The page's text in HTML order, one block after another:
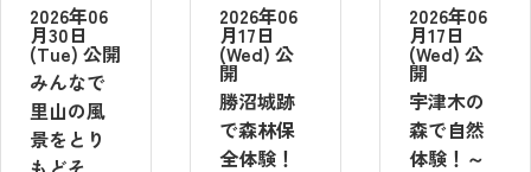
2026年06
月30日
(Tue) 公開
みんなで
里山の風
景をとり
2026年06
月17日
(Wed) 公
開
勝沼城跡
で森林保
全体験！
2026年06
月17日
(Wed) 公
開
宇津木の
森で自然
体験！～